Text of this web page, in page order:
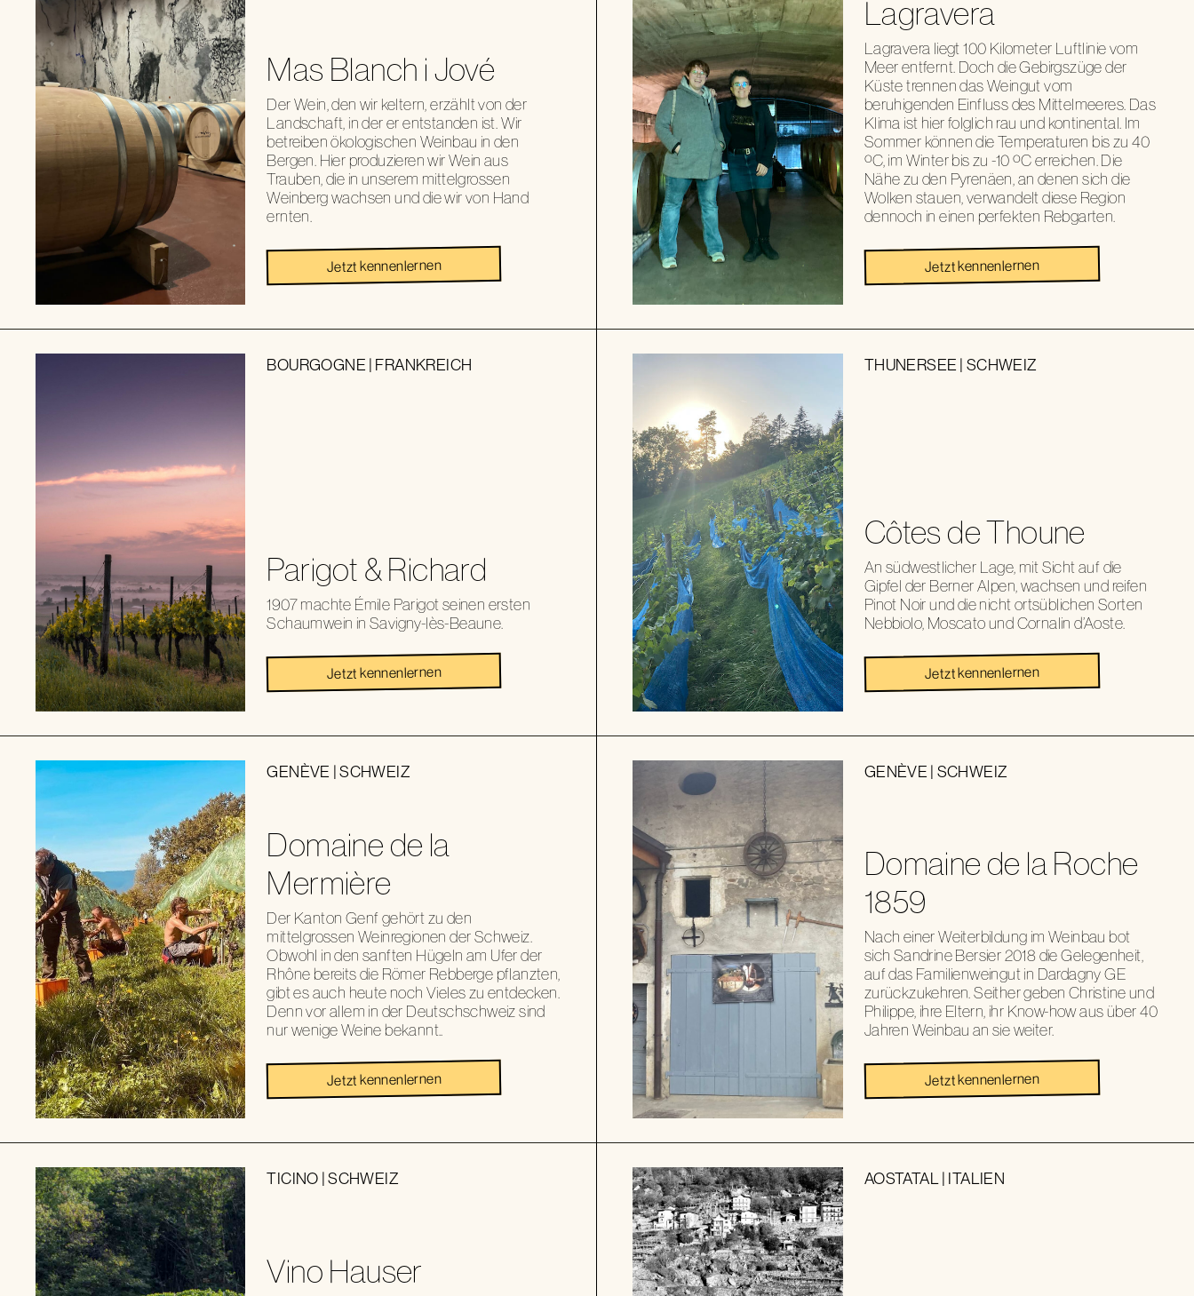
Mas Blanch i Jové
Der Wein, den wir keltern, erzählt von der
Landschaft, in der er entstanden ist. Wir
betreiben ökologischen Weinbau in den
Bergen. Hier produzieren wir Wein aus
Trauben, die in unserem mittelgrossen
Weinberg wachsen und die wir von Hand
ernten.
Jetzt kennenlernen
Lagravera
Lagravera liegt 100 Kilometer Luftlinie vom
Meer entfernt. Doch die Gebirgszüge der
Küste trennen das Weingut vom
beruhigenden Einfluss des Mittelmeeres. Das
Klima ist hier folglich rau und kontinental. Im
Sommer können die Temperaturen bis zu 40
ºC, im Winter bis zu -10 ºC erreichen. Die
Nähe zu den Pyrenäen, an denen sich die
Wolken stauen, verwandelt diese Region
dennoch in einen perfekten Rebgarten.
Jetzt kennenlernen
BOURGOGNE | FRANKREICH
Parigot & Richard
1907 machte Émile Parigot seinen ersten
Schaumwein in Savigny-lès-Beaune.
Jetzt kennenlernen
THUNERSEE | SCHWEIZ
Côtes de Thoune
An südwestlicher Lage, mit Sicht auf die
Gipfel der Berner Alpen, wachsen und reifen
Pinot Noir und die nicht ortsüblichen Sorten
Nebbiolo, Moscato und Cornalin d’Aoste.
Jetzt kennenlernen
GENÈVE |SCHWEIZ
Domaine de la
Mermière
Der Kanton Genf gehört zu den
mittelgrossen Weinregionen der Schweiz.
Obwohl in den sanften Hügeln am Ufer der
Rhône bereits die Römer Rebberge pflanzten,
gibt es auch heute noch Vieles zu entdecken.
Denn vor allem in der Deutschschweiz sind
nur wenige Weine bekannt..
Jetzt kennenlernen
GENÈVE | SCHWEIZ
Domaine de la Roche
1859
Nach einer Weiterbildung im Weinbau bot
sich Sandrine Bersier 2018 die Gelegenheit,
auf das Familienweingut in Dardagny GE
zurückzukehren. Seither geben Christine und
Philippe, ihre Eltern, ihr Know-how aus über 40
Jahren Weinbau an sie weiter.
Jetzt kennenlernen
TICINO |SCHWEIZ
Vino Hauser
AOSTATAL| ITALIEN